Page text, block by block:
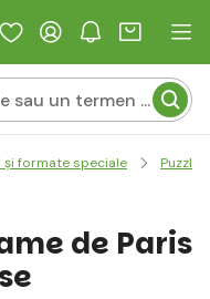
și formate speciale Puzzle
de Paris